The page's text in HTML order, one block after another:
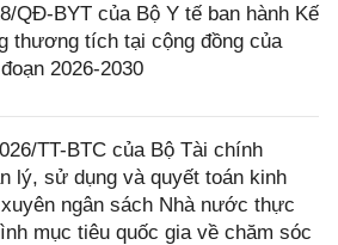
QĐ-BYT của Bộ Y tế ban hành Kế
thương tích tại cộng đồng của
2026-2030
TT-BTC của Bộ Tài chính
lý, sử dụng và quyết toán kinh
ngân sách Nhà nước thực
mục tiêu quốc gia về chăm sóc